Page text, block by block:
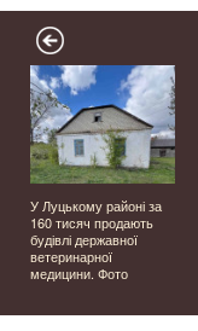
У Луцькому районі за
160 тисяч продають
будівлі державної
ветеринарної
медицини. Фото